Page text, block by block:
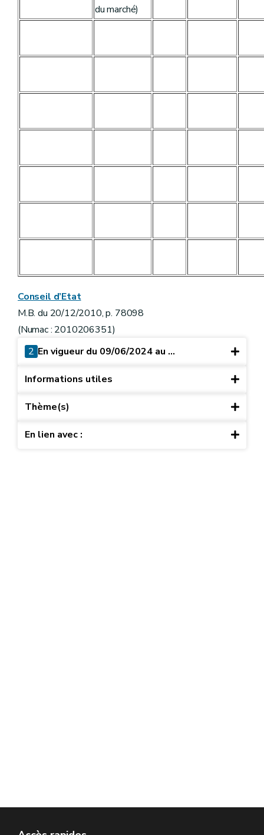
du marché)
Conseil d’Etat
M.B. du 20/12/2010, p. 78098
(Numac : 2010206351)
2 En vigueur du 09/06/2024 au ...
Informations utiles
Thème(s)
En lien avec :